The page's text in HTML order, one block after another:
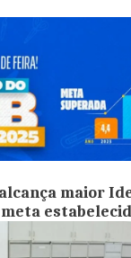
maior